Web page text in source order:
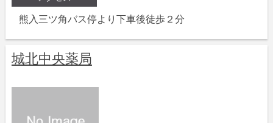
熊入三ツ角バス停より下車後徒歩２分
城北中央薬局